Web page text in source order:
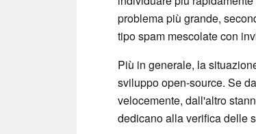
problema più grande,
tipo spam mescolate con
Più in generale, la
sviluppo open-source. Se
velocemente, dall'altro
dedicano alla verifica delle